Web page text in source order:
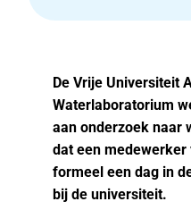
De Vrije Universiteit
Waterlaboratorium
aan onderzoeknaar
dat een
formeeleen dag in
bij de universiteit.